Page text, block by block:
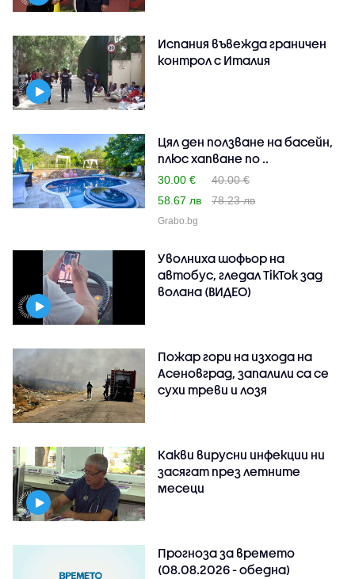
Испания въвежда граничен
контрол с Италия
Цял ден ползване на басейн,
плюс хапване по ..
30.00 €
40.00 €
58.67 лв
78.23 лв
Grabo.bg
Уволниха шофьор на
автобус, гледал TikTok зад
волана (ВИДЕО)
Пожар гори на изхода на
Асеновград, запалили са се
сухи треви и лозя
Какви вирусни инфекции ни
засягат през летните
месеци
Прогноза за времето
(08.08.2026 - обедна)